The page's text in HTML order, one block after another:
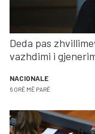
Deda pas
vazhdimi i
NACIONALE
6 ORË MË PARË